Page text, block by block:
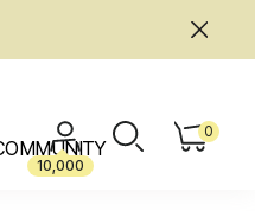
10,000
0